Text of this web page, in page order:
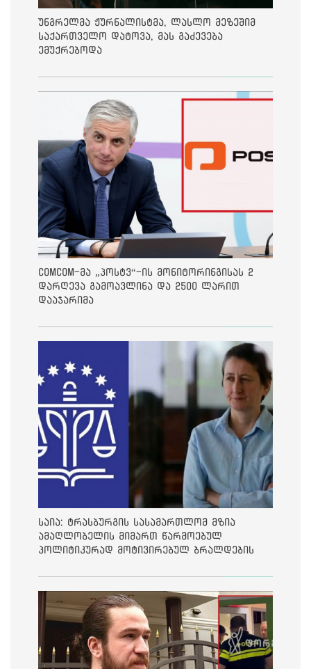
უნგრელმა ჟურნალისტმა, ლასლო მეზეშიმ
საქართველო დატოვა, მას გაძევება
ემუქრებოდა
ComCom-მა „პოსტვ“-ის მონიტორინგისას 2
დარღევა გამოავლინა და 2500 ლარით
დააჯარიმა
საია: ტრასბურგის სასამართლომ მზია
ამაღლობელის მიმართ წარმოებულ
პოლიტიკურად მოტივირებულ ბრალდების